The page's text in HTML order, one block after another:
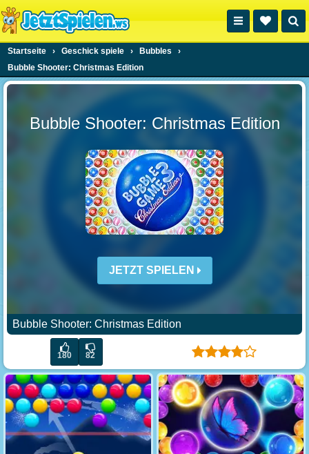
Startseite › Geschick spiele › Bubbles
›
Bubble Shooter: Christmas Edition
Bubble Shooter: Christmas Edition
JETZT SPIELEN
Bubble Shooter: Christmas Edition
180 82